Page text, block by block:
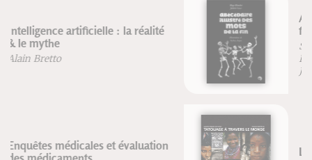
Abécédaire illustré des mots de la
fin
Le tatouage à travers le monde